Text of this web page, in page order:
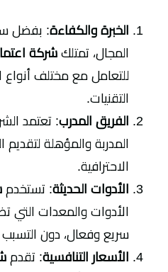
الخبرة والكفاءة: بفضل
المجال، تمتلك شركة
للتعامل مع مختلف أنواع
التقنيات.
الفريق المدرب: تعتمد
المدربة والمؤهلة
الاحترافية.
الأدوات الحديثة: تستخدم
الأدوات والمعدات
سريع وفعال، دون التسبب
الأسعار التنافسية: تقدم